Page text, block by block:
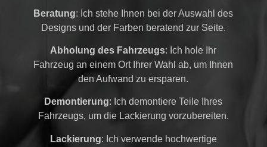
Beratung: Ich stehe Ihnen bei der Auswahl des
Designs und der Farben beratend zur Seite.
Abholung des Fahrzeugs: Ich hole Ihr
Fahrzeug an einem Ort Ihrer Wahl ab, um Ihnen
den Aufwand zu ersparen.
Demontierung: Ich demontiere Teile Ihres
Fahrzeugs, um die Lackierung vorzubereiten.
Lackierung: Ich verwende hochwertige